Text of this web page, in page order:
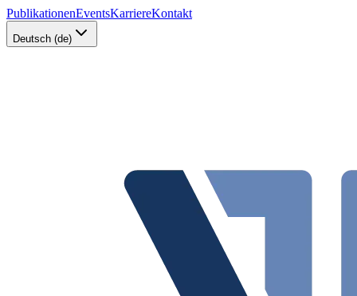
PublikationenEventsKarriereKontakt
Deutsch (de)